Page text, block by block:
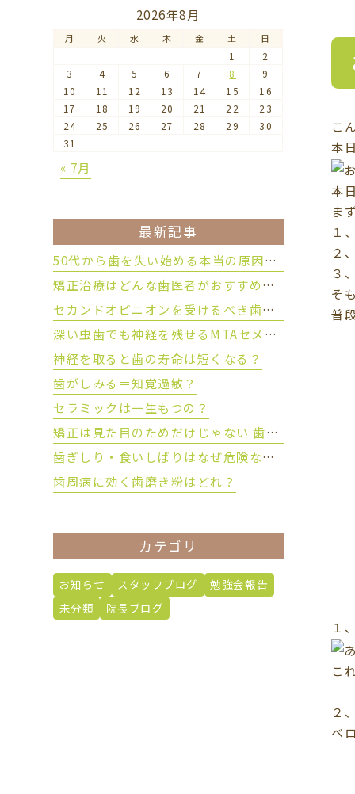
こ
本
本
ま
１
２
３
そ
普
１
こ
２
ベ
2026年8月
月 火 水 木 金 土 日
1
2
3
4 5 6 7 8
9
10
11 12 13 14 15
16
17
18 19 20 21 22
23
24
25 26 27 28 29
30
31
« 7月
最新記事
50代から歯を失い始める本当の原因とは？
矯正治療はどんな歯医者がおすすめ？後悔しない歯科医院の選び方
セカンドオピニオンを受けるべき歯科治療とは？
深い虫歯でも神経を残せるMTAセメントとは？
神経を取ると歯の寿命は短くなる？
歯がしみる＝知覚過敏？
セラミックは一生もつの？
矯正は見た目のためだけじゃない 歯を守るために大切な理由とは？
歯ぎしり・食いしばりはなぜ危険なのか？
歯周病に効く歯磨き粉はどれ？
カテゴリ
お知らせ スタッフブログ
勉強会報告
未分類
院長ブログ